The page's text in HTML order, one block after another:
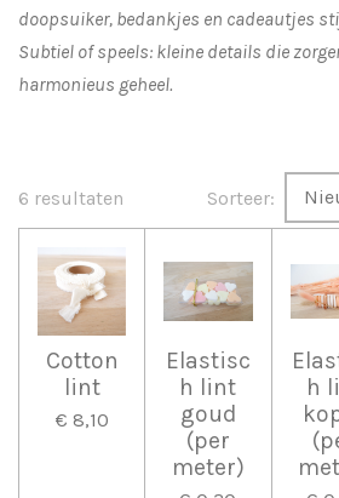
doopsuiker, bedankjes en cadeautjes
Subtiel of speels: kleine details die
harmonieus geheel.
6 resultaten Sorteer:
Cotton
lint
€ 8,10
Elastisc
h lint
goud
(per
meter)
h